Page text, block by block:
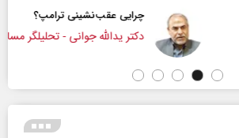
چرایی عقب‌نشینی ترامپ؟
دکتر یدالله جوانی - تحلیلگر مسائل سیاسی